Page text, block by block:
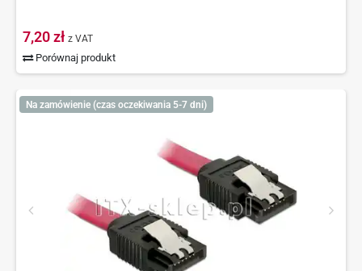
7,20 zł z VAT
Porównaj produkt
Na zamówienie (czas oczekiwania 5-7 dni)